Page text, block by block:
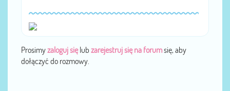
Prosimyzaloguj sięlub zarejestruj się na forumsię, aby
dołączyć do rozmowy.